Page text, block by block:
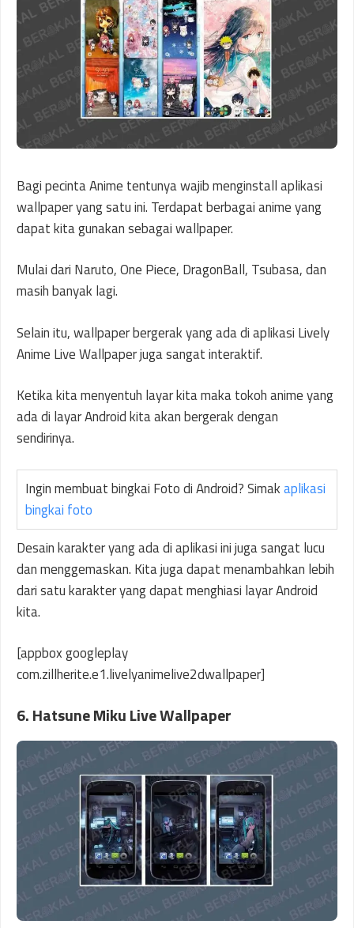
Bagi pecinta Anime tentunya wajib menginstall aplikasi
wallpaper yang satu ini. Terdapat berbagai anime yang
dapat kita gunakan sebagai wallpaper.
Mulai dari Naruto, One Piece, DragonBall, Tsubasa, dan
masih banyak lagi.
Selain itu, wallpaper bergerak yang ada di aplikasi Lively
Anime Live Wallpaper juga sangat interaktif.
Ketika kita menyentuh layar kita maka tokoh anime yang
ada di layar Android kita akan bergerak dengan
sendirinya.
Ingin membuat bingkai Foto di Android? Simakaplikasi
bingkai foto
Desain karakter yang ada di aplikasi ini juga sangat lucu
dan menggemaskan. Kita juga dapat menambahkan lebih
dari satu karakter yang dapat menghiasi layar Android
kita.
[appbox googleplay
com.zillherite.e1.livelyanimelive2dwallpaper]
6. Hatsune Miku Live Wallpaper